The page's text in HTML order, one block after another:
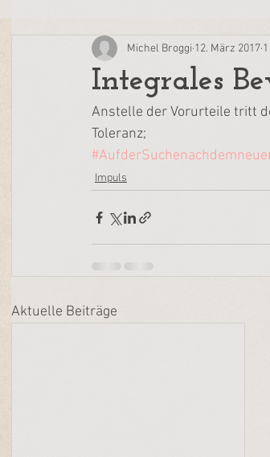
Integrales
Michel Broggi 12. März 2017
Anstelle der Vorurteile tritt
Toleranz;
Impuls
Aktuelle Beiträge